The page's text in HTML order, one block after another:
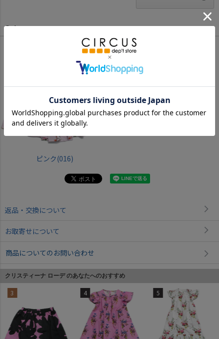
Color
ピンク(016)
返品・交換について
お取寄せについて
商品についてのお問い合わせ
クリスティーナ ローデ のあなたへのおすすめ
3 4 5